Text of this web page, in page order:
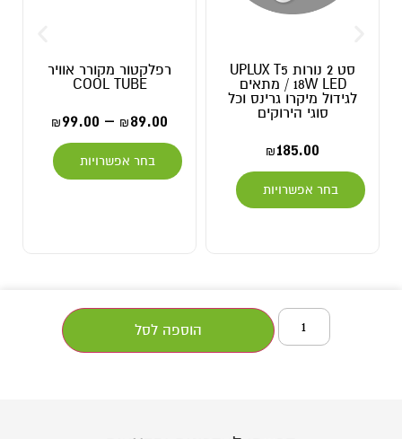
סט 2 נורות UPLUX T5
18W LED / מתאים
מיקרו גרינס וכל
אפשרויות
רפלקטור מקורר אוויר
₪99.00
בחר אפשרויות הוספה
הוספה לסל